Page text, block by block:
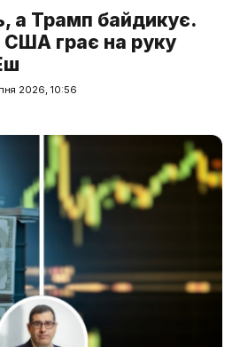
а Трамп байдикує.
США грає на руку
2026, 10:56